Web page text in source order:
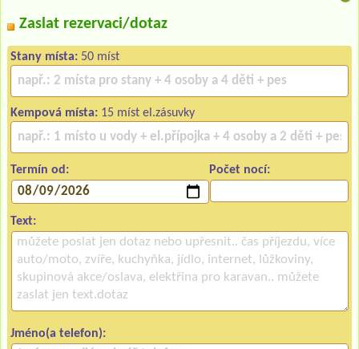
Zaslat rezervaci/dotaz
Stany místa: 50 míst
Kempová místa: 15 míst el.zásuvky
Termín od: Počet nocí:
Text:
Jméno(a telefon):